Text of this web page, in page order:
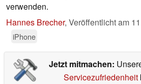
verwenden.
Hannes Brecher, Veröffentlicht am
iPhone
Jetzt mitmachen:
Servicezufriedenheit